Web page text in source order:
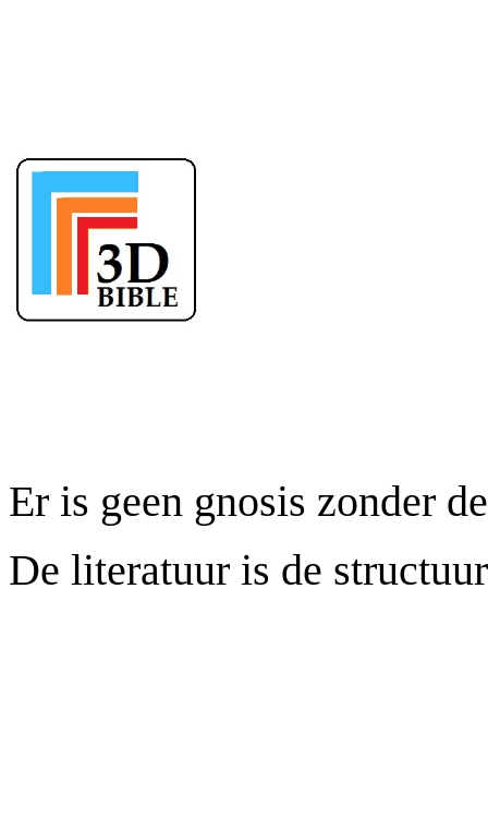
Er is geen gnosis zonder
De literatuur is de